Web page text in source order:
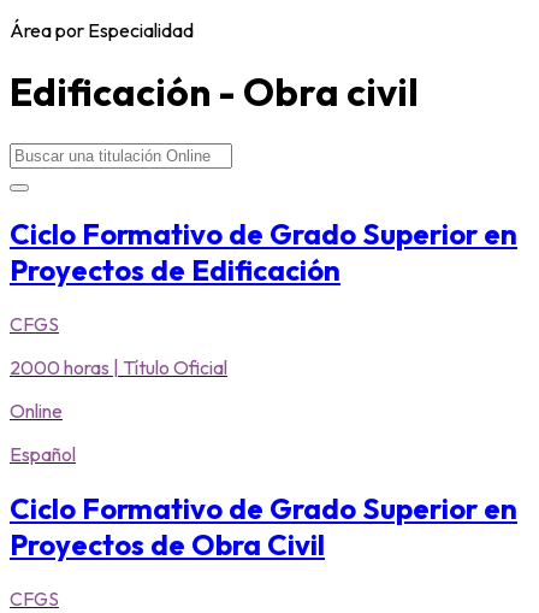
Área por Especialidad
Edificación - Obra civil
Search
...
Ciclo Formativo de Grado Superior en
Proyectos de Edificación
CFGS
2000 horas | Título Oficial
Online
Español
Ciclo Formativo de Grado Superior en
Proyectos de Obra Civil
CFGS